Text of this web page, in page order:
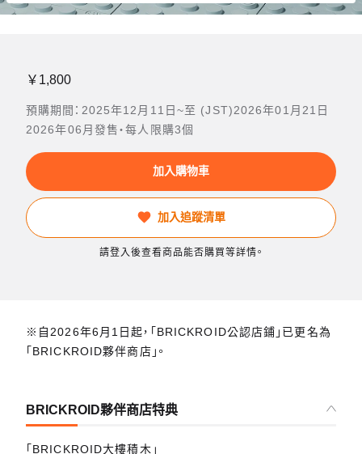
￥1,800
預購期間：2025年12月11日~至 (JST)2026年01月21日
2026年06月發售・每人限購3個
加入購物車
加入追蹤清單
請登入後查看商品能否購買等詳情。
※自2026年6月1日起，「BRICKROID公認店鋪」已更名為
「BRICKROID夥伴商店」。
BRICKROID夥伴商店特典
「BRICKROID大樓積木」